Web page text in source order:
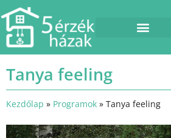
Tanya feeling
Kezdőlap » Programok » Tanya feeling